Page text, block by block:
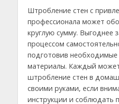
Штробление стен с
профессионала может
круглую сумму. Выгоднее
процессом
подготовив необходимые
материалы. Каждый
штробление стен в
своими руками, если
инструкции и соблюдать